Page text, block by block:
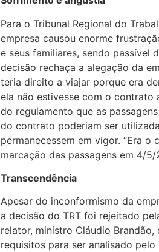
Para o Tribunal Regional do
empresa causou enorme
e seus familiares, sendo passível
decisão rechaça a alegação da
teria direito a viajar porque era
ela não estivesse com o contrato
do regulamento que as
do contrato poderiam ser
permanecessem em vigor. “Era
marcação das passagens em 4/5/
Transcendência
Apesar do inconformismo da
a decisão do TRT foi rejeitado
relator, ministro Cláudio
requisitos para ser analisado